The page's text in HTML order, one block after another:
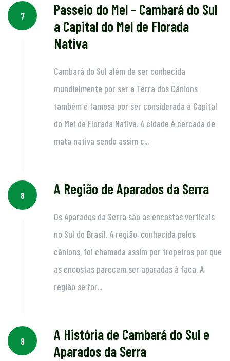
7
Passeio do Mel - Cambará do Sul
a Capital do Mel de Florada
Nativa
Cambará do Sul além de ser conhecida
mundialmente por ser a Terra dos Cânions
também é famosa por ser considerada a Capital
do Mel de Florada Nativa. A cidade é cercada de
mata nativa sendo assim c...
8 A Região de Aparados da Serra
Os Aparados da Serra são as encostas verticais
no Sul do Brasil. A região, conhecida pelos
cânions, foi chamada assim por tropeiros por que
as encostas parecem ser aparadas à faca. A
região se for...
9
A História de Cambará do Sul e
Aparados da Serra